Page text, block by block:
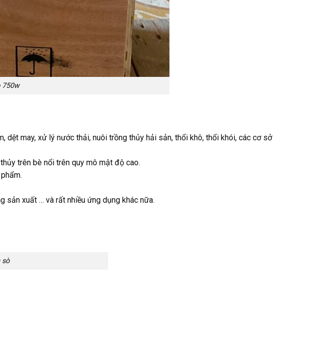
750w
dệt may, xử lý nước thải, nuôi trồng thủy hải sản, thổi khô, thổi khói, các cơ sở
trên bè nổi trên quy mô mật độ cao.
sản xuất … và rất nhiều ứng dụng khác nữa.
sò